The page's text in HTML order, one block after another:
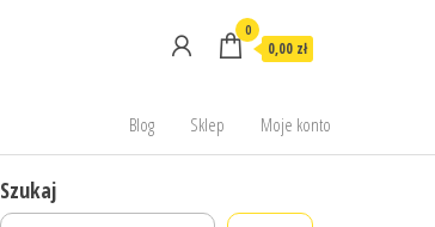
0
0,00 zł
Blog Sklep Moje konto
Szukaj